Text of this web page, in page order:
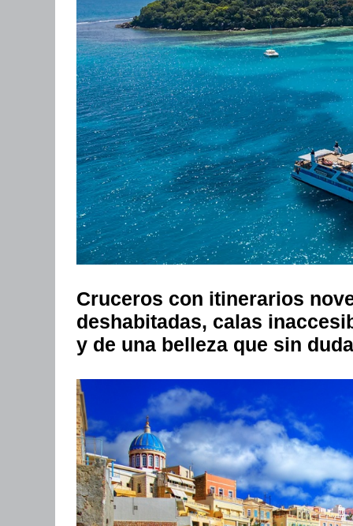
Cruceros con itinerarios
deshabitadas, calas
y de una belleza que sin